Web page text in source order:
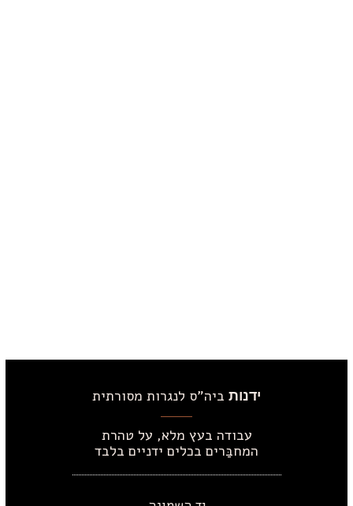
ידנות ביה"ס לנגרות מסורתית
עבודה בעץ מלא, על טהרת
המחבַּרים בכלים ידניים בלבד